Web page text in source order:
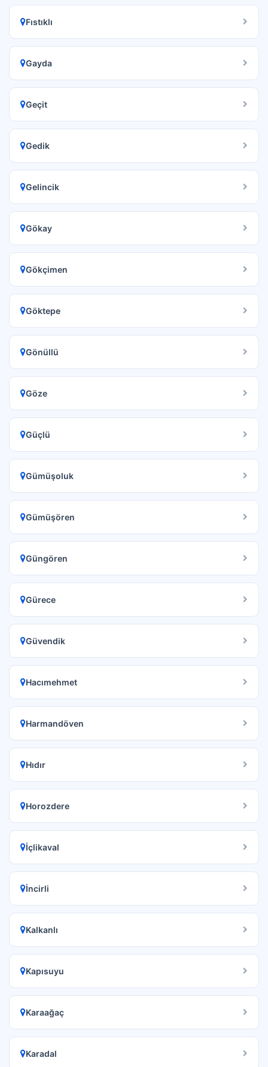
Fıstıklı
Gayda
Geçit
Gedik
Gelincik
Gökay
Gökçimen
Göktepe
Gönüllü
Göze
Güçlü
Gümüşoluk
Gümüşören
Güngören
Gürece
Güvendik
Hacımehmet
Harmandöven
Hıdır
Horozdere
İçlikaval
İncirli
Kalkanlı
Kapısuyu
Karaağaç
Karadal